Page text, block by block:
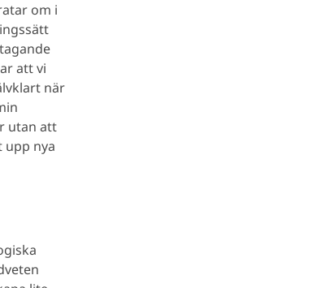
om i
att vi
när
utan att
upp nya